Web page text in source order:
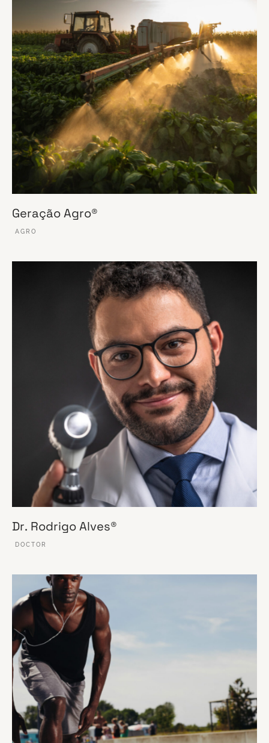
Geração Agro®
AGRO
Dr. Rodrigo Alves®
DOCTOR